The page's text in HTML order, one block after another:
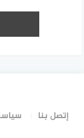
إتصل بنا